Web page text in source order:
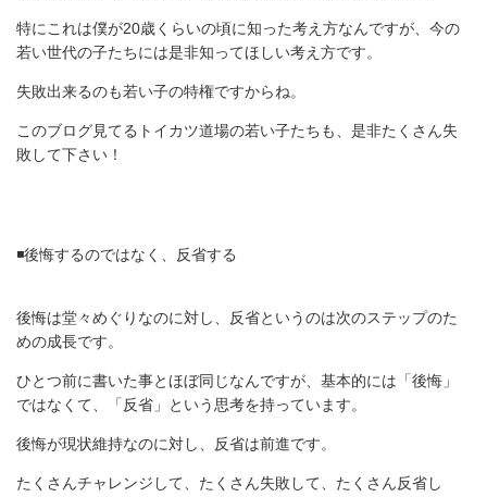
特にこれは僕が20歳くらいの頃に知った考え方なんですが、今の
若い世代の子たちには是非知ってほしい考え方です。
失敗出来るのも若い子の特権ですからね。
このブログ見てるトイカツ道場の若い子たちも、是非たくさん失
敗して下さい！
◾️後悔するのではなく、反省する
後悔は堂々めぐりなのに対し、反省というのは次のステップのた
めの成長です。
ひとつ前に書いた事とほぼ同じなんですが、基本的には「後悔」
ではなくて、「反省」という思考を持っています。
後悔が現状維持なのに対し、反省は前進です。
たくさんチャレンジして、たくさん失敗して、たくさん反省し